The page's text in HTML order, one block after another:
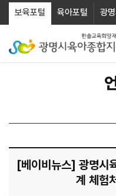
보육포털 육아포털 광
[베이비뉴스] 광명시
계 체험